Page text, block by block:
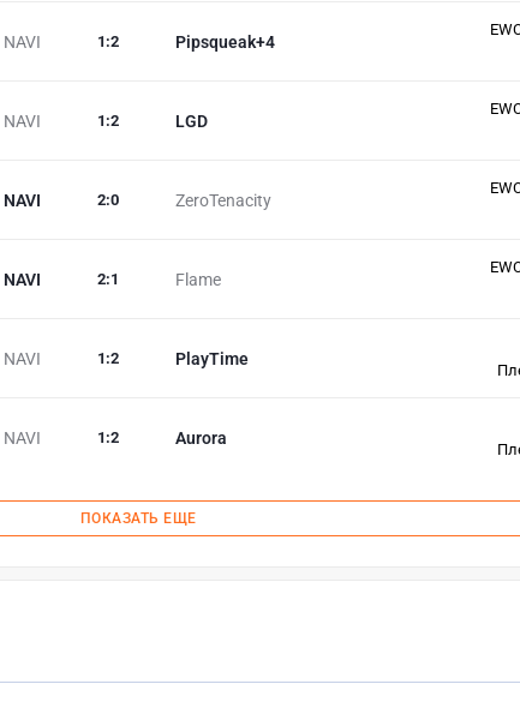
NAVI Pipsqueak+4
1 :2
NAVI LGD
1 :2
NAVI ZeroTenacity
2:0
NAVI Flame
2:1
NAVI PlayTime
1 :2
NAVI Aurora
1 :2
ПОКАЗАТЬ ЕЩЕ